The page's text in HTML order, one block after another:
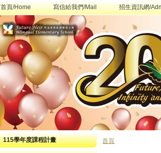
首頁/Home 寫信給我們/Mail 招生資訊網/
115學年度課程計畫 首頁